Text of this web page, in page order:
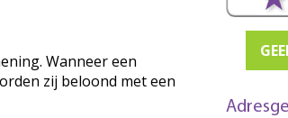
Wanneer een
zij beloond met een